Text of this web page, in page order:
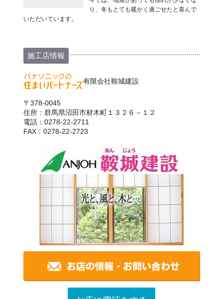
り、冬もとても暖かく過ごせたと喜んで
いただいています。
施工店情報
有限会社鞍城建設
〒378-0045
住所：群馬県沼田市材木町１３２６－１２
電話：0278-22-2711
FAX：0278-22-2723